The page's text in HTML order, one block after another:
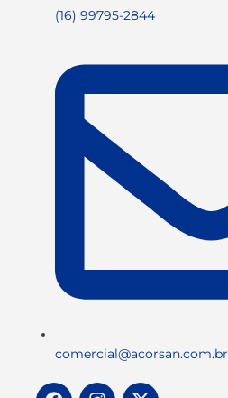
(16) 99795-2844
comercial@acorsan.com.br